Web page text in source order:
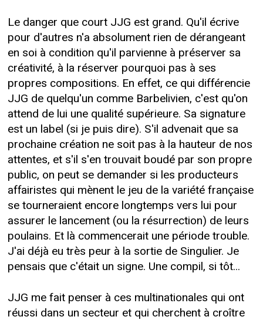
Le danger que court JJG est grand. Qu'il écrive
pour d'autres n'a absolument rien de dérangeant
en soi à condition qu'il parvienne à préserver sa
créativité, à la réserver pourquoi pas à ses
propres compositions. En effet, ce qui différencie
JJG de quelqu'un comme Barbelivien, c'est qu'on
attend de lui une qualité supérieure. Sa signature
est un label (si je puis dire). S'il advenait que sa
prochaine création ne soit pas à la hauteur de nos
attentes, et s'il s'en trouvait boudé par son propre
public, on peut se demander si les producteurs
affairistes qui mènent le jeu de la variété française
se tourneraient encore longtemps vers lui pour
assurer le lancement (ou la résurrection) de leurs
poulains. Et là commencerait une période trouble.
J'ai déjà eu très peur à la sortie de Singulier. Je
pensais que c'était un signe. Une compil, si tôt...
JJG me fait penser à ces multinationales qui ont
réussi dans un secteur et qui cherchent à croître